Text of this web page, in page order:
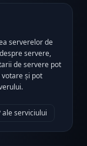
serverelor de
servere,
de servere pot
și pot
ale serviciului